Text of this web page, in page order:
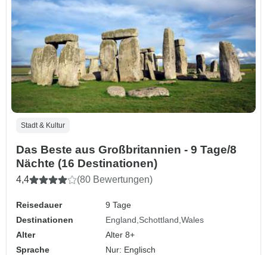
Stadt & Kultur
Das Beste aus Großbritannien - 9 Tage/8
Nächte (16 Destinationen)
4,4 (80 Bewertungen)
Reisedauer
9 Tage
Destinationen
England Schottland Wales
Alter
Alter 8+
Sprache
Nur: Englisch